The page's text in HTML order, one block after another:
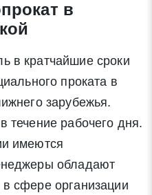
Закрыть
в
в кратчайшие сроки
проката в
зарубежья.
течение рабочего дня.
имеются
обладают
сфере организации
заявку